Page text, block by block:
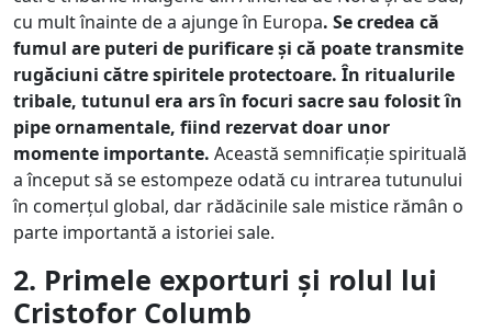
cu mult înainte de a ajunge în Europa. Se credea că
fumul are puteri de purificare și că poate transmite
rugăciuni către spiritele protectoare. În ritualurile
tribale, tutunul era ars în focuri sacre sau folosit în
pipe ornamentale, fiind rezervat doar unor
momente importante. Această semnificație spirituală
a început să se estompeze odată cu intrarea tutunului
în comerțul global, dar rădăcinile sale mistice rămân o
parte importantă a istoriei sale.
2. Primele exporturi și rolul lui
Cristofor Columb